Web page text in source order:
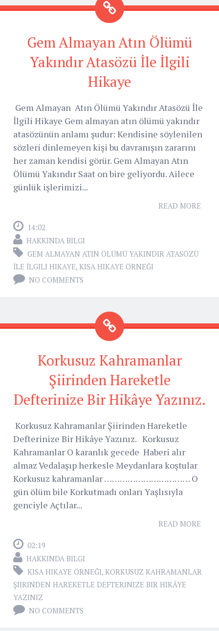
Gem Almayan Atın Ölümü
Yakındır Atasözü İle İlgili
Hikaye
Gem Almayan Atın Ölümü Yakındır Atasözü İle
İlgili Hikaye Gem almayan atın ölümü yakındır
atasözünün anlamı şudur: Kendisine söylenilen
sözleri dinlemeyen kişi bu davranışın zararını
her zaman kendisi görür. Gem Almayan Atın
Ölümü Yakındır Saat on bire geliyordu. Ailece
günlük işlerimizi...
READ MORE
14:02
HAKKINDA BILGI
GEM ALMAYAN ATIN ÖLÜMÜ YAKINDIR ATASÖZÜ
İLE İLGILI HIKAYE, KISA HIKAYE ÖRNEĞI
NO COMMENTS
Korkusuz Kahramanlar
Şiirinden Hareketle
Defterinize Bir Hikâye Yazınız.
Korkusuz Kahramanlar Şiirinden Hareketle
Defterinize Bir Hikâye Yazınız. Korkusuz
Kahramanlar O karanlık gecede Haberi alır
almaz Vedalaşıp herkesle Meydanlara koştular
Korkusuz kahramanlar …………………………… O
gün ölüm bile Korkutmadı onları Yaşlısıyla
genciyle Açtılar...
READ MORE
02:19
HAKKINDA BILGI
KISA HIKAYE ÖRNEĞI, KORKUSUZ KAHRAMANLAR
ŞIIRINDEN HAREKETLE DEFTERINIZE BIR HIKÂYE
YAZINIZ
NO COMMENTS